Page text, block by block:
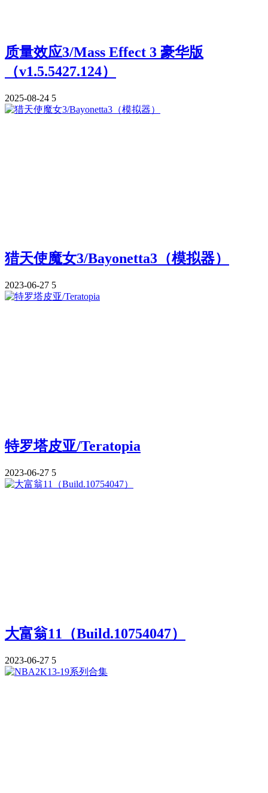
质量效应3/Mass Effect 3 豪华版
（v1.5.5427.124）
2025-08-24 5
猎天使魔女3/Bayonetta3（模拟器）
2023-06-27 5
特罗塔皮亚/Teratopia
2023-06-27 5
大富翁11（Build.10754047）
2023-06-27 5